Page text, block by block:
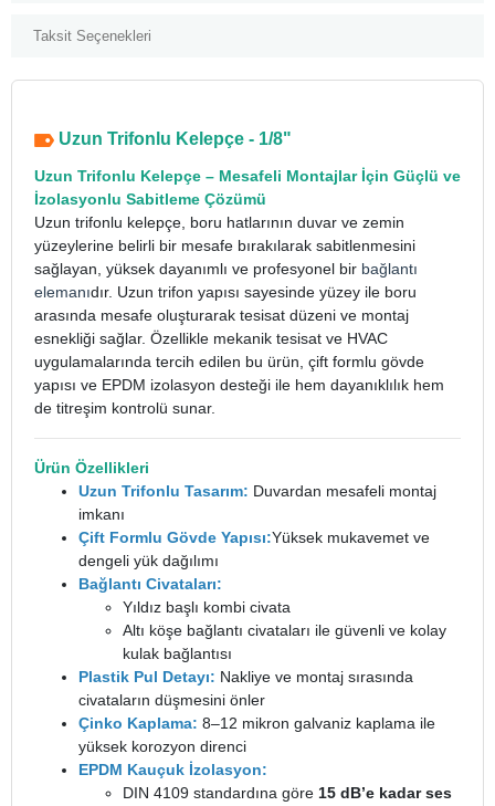
Taksit Seçenekleri
Uzun Trifonlu Kelepçe - 1/8"
Uzun Trifonlu Kelepçe – Mesafeli Montajlar İçin Güçlü ve
İzolasyonlu Sabitleme Çözümü
Uzun trifonlu kelepçe, boru hatlarının duvar ve zemin
yüzeylerine belirli bir mesafe bırakılarak sabitlenmesini
sağlayan, yüksek dayanımlı ve profesyonel bir bağlantı
elemanıdır. Uzun trifon yapısı sayesinde yüzey ile boru
arasında mesafe oluşturarak tesisat düzeni ve montaj
esnekliği sağlar. Özellikle mekanik tesisat ve HVAC
uygulamalarında tercih edilen bu ürün, çift formlu gövde
yapısı ve EPDM izolasyon desteği ile hem dayanıklılık hem
de titreşim kontrolü sunar.
Ürün Özellikleri
Uzun Trifonlu Tasarım: Duvardan mesafeli montaj
imkanı
Çift Formlu Gövde Yapısı:Yüksek mukavemet ve
dengeli yük dağılımı
Bağlantı Civataları:
Yıldız başlı kombi civata
Altı köşe bağlantı civataları ile güvenli ve kolay
kulak bağlantısı
Plastik Pul Detayı: Nakliye ve montaj sırasında
civataların düşmesini önler
Çinko Kaplama: 8–12 mikron galvaniz kaplama ile
yüksek korozyon direnci
EPDM Kauçuk İzolasyon:
DIN 4109 standardına göre 15 dB’e kadar ses